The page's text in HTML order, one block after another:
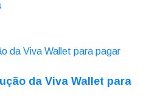
da Viva Wallet para